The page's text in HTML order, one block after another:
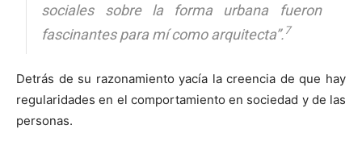
sociales sobre la forma urbana fueron
fascinantes para mí como arquitecta”.7
Detrás de su razonamiento yacía la creencia de que hay
regularidades en el comportamiento en sociedad y de las
personas.